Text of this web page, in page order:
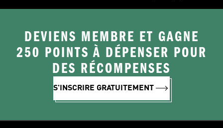
DEVIENS MEMBRE ET GAGNE
250 POINTS À DÉPENSER POUR
DES RÉCOMPENSES
S'INSCRIRE GRATUITEMENT